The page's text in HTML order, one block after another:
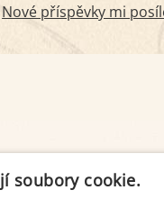
Nové příspěvky mi
UŽITÍ
soubory cookie.